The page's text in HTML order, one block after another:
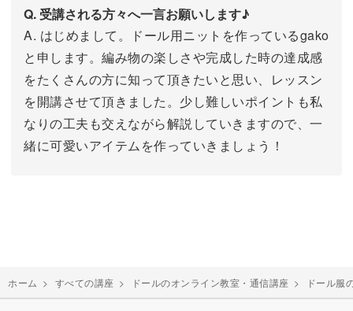
Q. 受講される方々へ一言お願いします♪
A. はじめまして。ドール用ニットを作っているgako
と申します。編み物の楽しさや完成した時の達成感
をたくさんの方に知って頂きたいと思い、レッスン
を開講させて頂きました。少し難しいポイントも私
なりの工夫も交えながら解説していきますので、一
緒に可愛いアイテムを作っていきましょう！
ホーム > すべての講座 > ドールのオンライン教室・通信講座 > ドール服